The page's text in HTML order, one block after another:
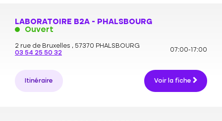
LABORATOIRE B2A - PHALSBOURG
Ouvert
2 rue de Bruxelles , 57370 PHALSBOURG
03 54 25 50 32
07:00-17:00
Itinéraire Voir la fiche